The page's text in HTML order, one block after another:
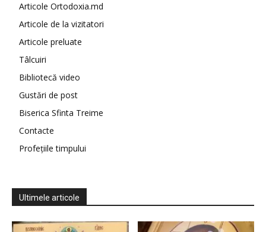
Articole Ortodoxia.md
Articole de la vizitatori
Articole preluate
Tâlcuiri
Bibliotecă video
Gustări de post
Biserica Sfinta Treime
Contacte
Profețiile timpului
Ultimele articole